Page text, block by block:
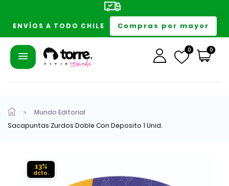
ENVÍOS A TODO CHILE Compras por mayor
0 0
Mundo Editorial
Sacapuntas Zurdos Doble Con Deposito 1 Unid.
13%